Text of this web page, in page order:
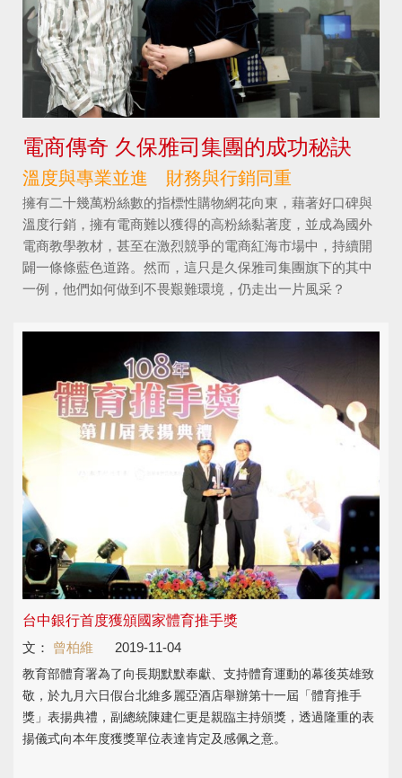
電商傳奇 久保雅司集團的成功秘訣
溫度與專業並進 財務與行銷同重
擁有二十幾萬粉絲數的指標性購物網花向東，藉著好口碑與
溫度行銷，擁有電商難以獲得的高粉絲黏著度，並成為國外
電商教學教材，甚至在激烈競爭的電商紅海市場中，持續開
闢一條條藍色道路。然而，這只是久保雅司集團旗下的其中
一例，他們如何做到不畏艱難環境，仍走出一片風采？
台中銀行首度獲頒國家體育推手獎
文：
曾柏維 2019-11-04
教育部體育署為了向長期默默奉獻、支持體育運動的幕後英雄致
敬，於九月六日假台北維多麗亞酒店舉辦第十一屆「體育推手
獎」表揚典禮，副總統陳建仁更是親臨主持頒獎，透過隆重的表
揚儀式向本年度獲獎單位表達肯定及感佩之意。